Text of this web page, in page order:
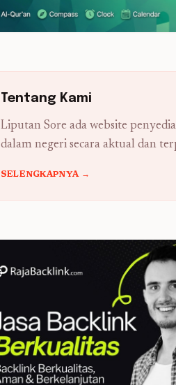
Tentang Kami
Liputan Sore ada website
dalam negeri secara aktual dan
SELENGKAPNYA →